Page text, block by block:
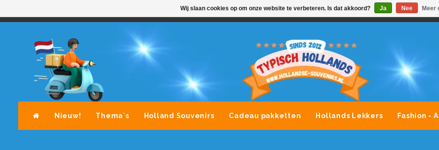
AVONDLEVERING MOGELIJK ALLE MERKEN SOUVENIRS
Nieuw! Thema`s Holland Souvenirs Cadeau pakketten Hollands Lekkers Fashion -
Wij slaan cookies op om onze website te verbeteren. Is dat akkoord? Ja Nee Meer